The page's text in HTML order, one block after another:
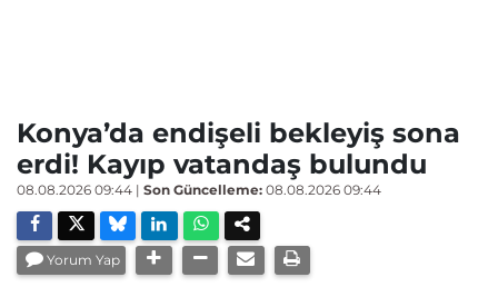
Konya’da endişeli bekleyiş sona
erdi! Kayıp vatandaş bulundu
08.08.2026 09:44 | Son Güncelleme: 08.08.2026 09:44
Yorum Yap